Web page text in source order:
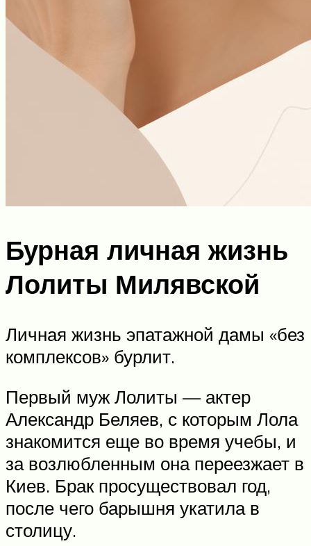
Бурная личная жизнь
Лолиты Милявской
Личная жизнь эпатажной дамы «без
комплексов» бурлит.
Первый муж Лолиты — актер
Александр Беляев, с которым Лола
знакомится еще во время учебы, и
за возлюбленным она переезжает в
Киев. Брак просуществовал год,
после чего барышня укатила в
столицу.